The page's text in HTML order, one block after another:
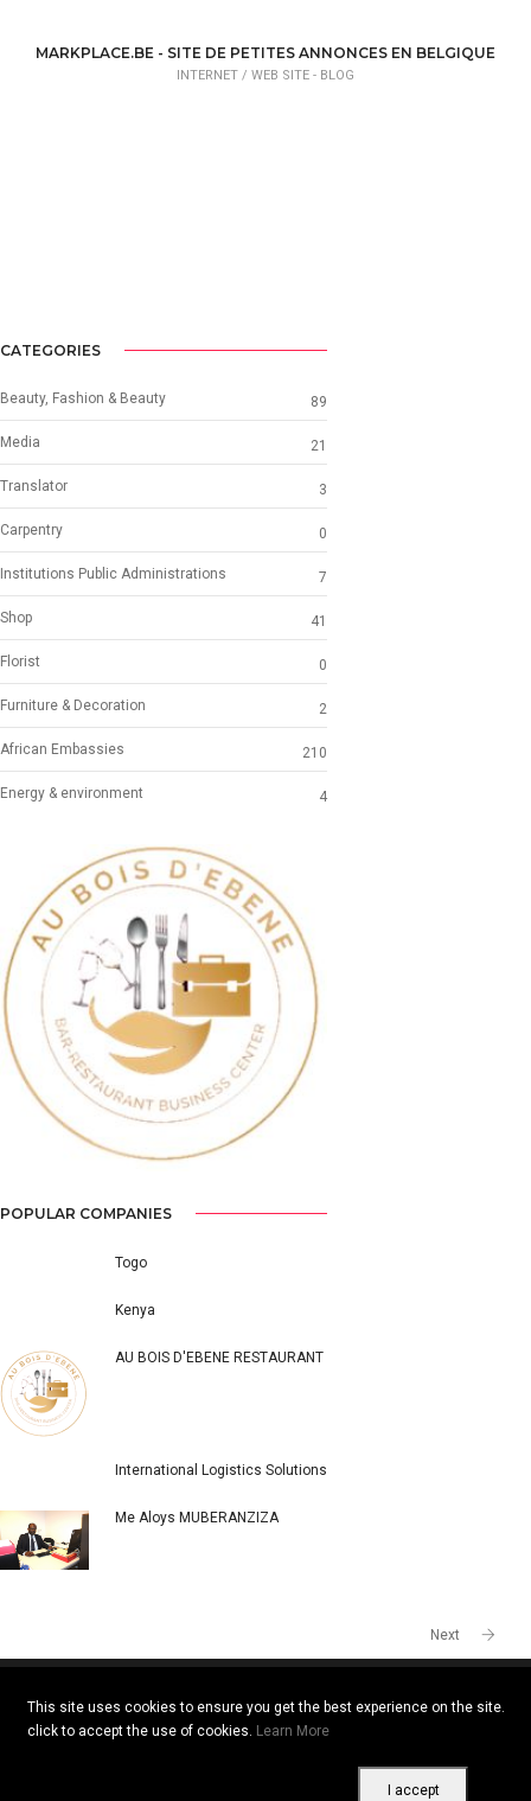
MARKPLACE.BE - SITE DE PETITES ANNONCES EN BELGIQUE
INTERNET / WEB SITE - BLOG
CATEGORIES
Beauty, Fashion & Beauty 89
Media 21
Translator 3
Carpentry 0
Institutions Public Administrations 7
Shop 41
Florist 0
Furniture & Decoration 2
African Embassies 210
Energy & environment 4
Previous Next
POPULAR COMPANIES
Togo
Kenya
AU BOIS D'EBENE RESTAURANT
International Logistics Solutions
Me Aloys MUBERANZIZA
Next
This site uses cookies to ensure you get the best experience on the site.
click to accept the use of cookies. Learn More
I accept
Copyright © 2026 All rights reserved. Vitrine Africaine
|Cookies